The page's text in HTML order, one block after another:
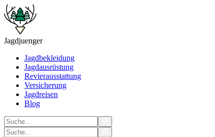
Jagdjuenger
Jagdbekleidung
Jagdausrüstung
Revierausstattung
Versicherung
Jagdreisen
Blog